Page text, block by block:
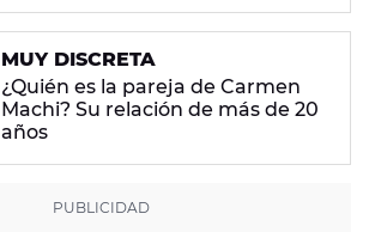
MUY DISCRETA
¿Quién es la pareja de Carmen
Machi? Su relación de más de 20
años